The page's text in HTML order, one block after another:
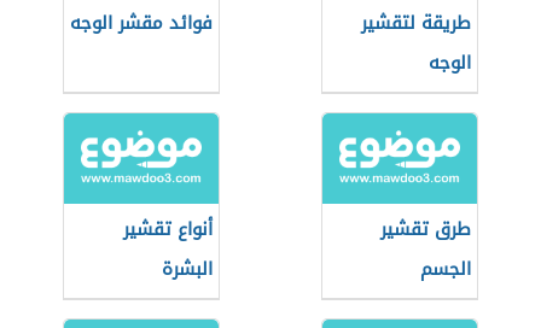
طريقة لتقشير
الوجه
فوائد مقشر الوجه
طرق تقشير
الجسم
أنواع تقشير
البشرة